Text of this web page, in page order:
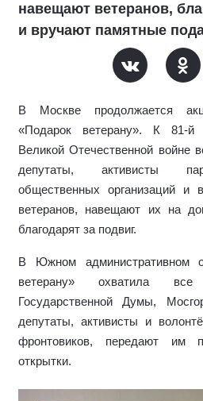
навещают ветеранов,
и вручают памятные
В Москве продолжается
«Подарок ветерану». К 81-й
Великой Отечественной войнев
депутаты, активисты
общественных организаций и
ветеранов, навещают их на
благодарят за подвиг.
В Южном административном
ветерану» охватила
Государственной Думы,
депутаты, активисты и
фронтовиков, передают им
открытки.